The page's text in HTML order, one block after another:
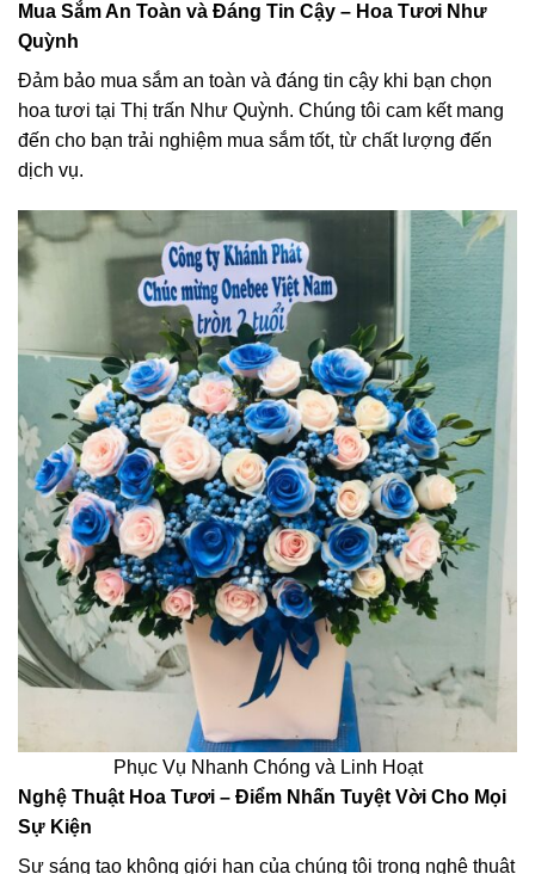
Mua Sắm An Toàn và Đáng Tin Cậy – Hoa Tươi Như
Quỳnh
Đảm bảo mua sắm an toàn và đáng tin cậy khi bạn chọn
hoa tươi tại Thị trấn Như Quỳnh. Chúng tôi cam kết mang
đến cho bạn trải nghiệm mua sắm tốt, từ chất lượng đến
dịch vụ.
Phục Vụ Nhanh Chóng và Linh Hoạt
Nghệ Thuật Hoa Tươi – Điểm Nhấn Tuyệt Vời Cho Mọi
Sự Kiện
Sự sáng tạo không giới hạn của chúng tôi trong nghệ thuật